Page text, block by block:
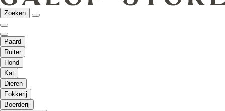
Zoeken
Paard
Ruiter
Hond
Kat
Dieren
Fokkerij
Boerderij